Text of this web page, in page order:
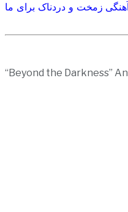
زمخت و دردناک برای ما
“Beyond the Darkness”